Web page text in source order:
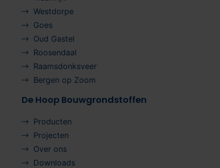
Westdorpe
Goes
Oud Gastel
Roosendaal
Raamsdonksveer
Bergen op Zoom
De Hoop Bouwgrondstoffen
Producten
Projecten
Over ons
Downloads